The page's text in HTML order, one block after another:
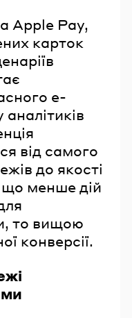
Apple Pay,
карток
e-
від самого
до якості
що менше дій
то вищою
конверсії.